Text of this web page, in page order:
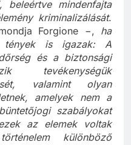
beleértve mindenfajta
kriminalizálását.
Forgione −,
ha
is igazak:
A
és a biztonsági
tevékenységük
valamint olyan
amelyek nem a
szabályokat
az elemek voltak